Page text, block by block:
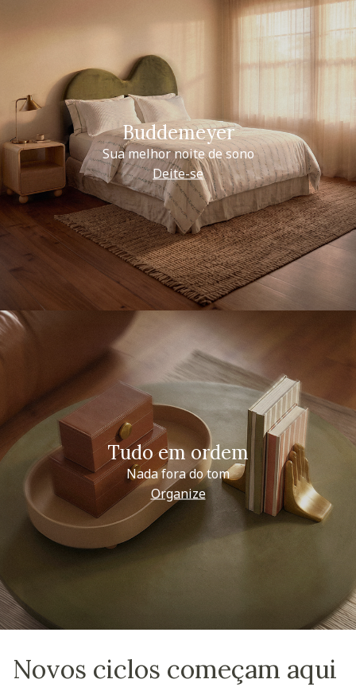
Buddemeyer
Sua melhor noite de sono
Deite-se
Tudo em ordem
Nada fora do tom
Organize
Novos ciclos começam aqui